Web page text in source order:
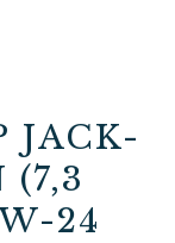
JACK-
(7,3
24